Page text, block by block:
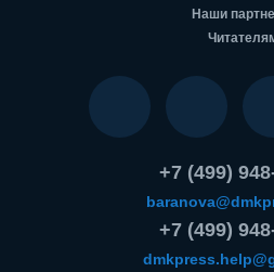
Наши
+7 (499)
+7 (499)